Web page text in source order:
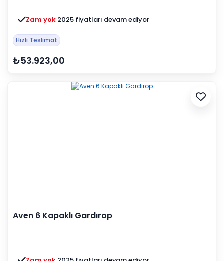
Zam yok 2025 fiyatları devam ediyor
Hızlı Teslimat
₺53.923,00
Aven 6 Kapaklı Gardırop